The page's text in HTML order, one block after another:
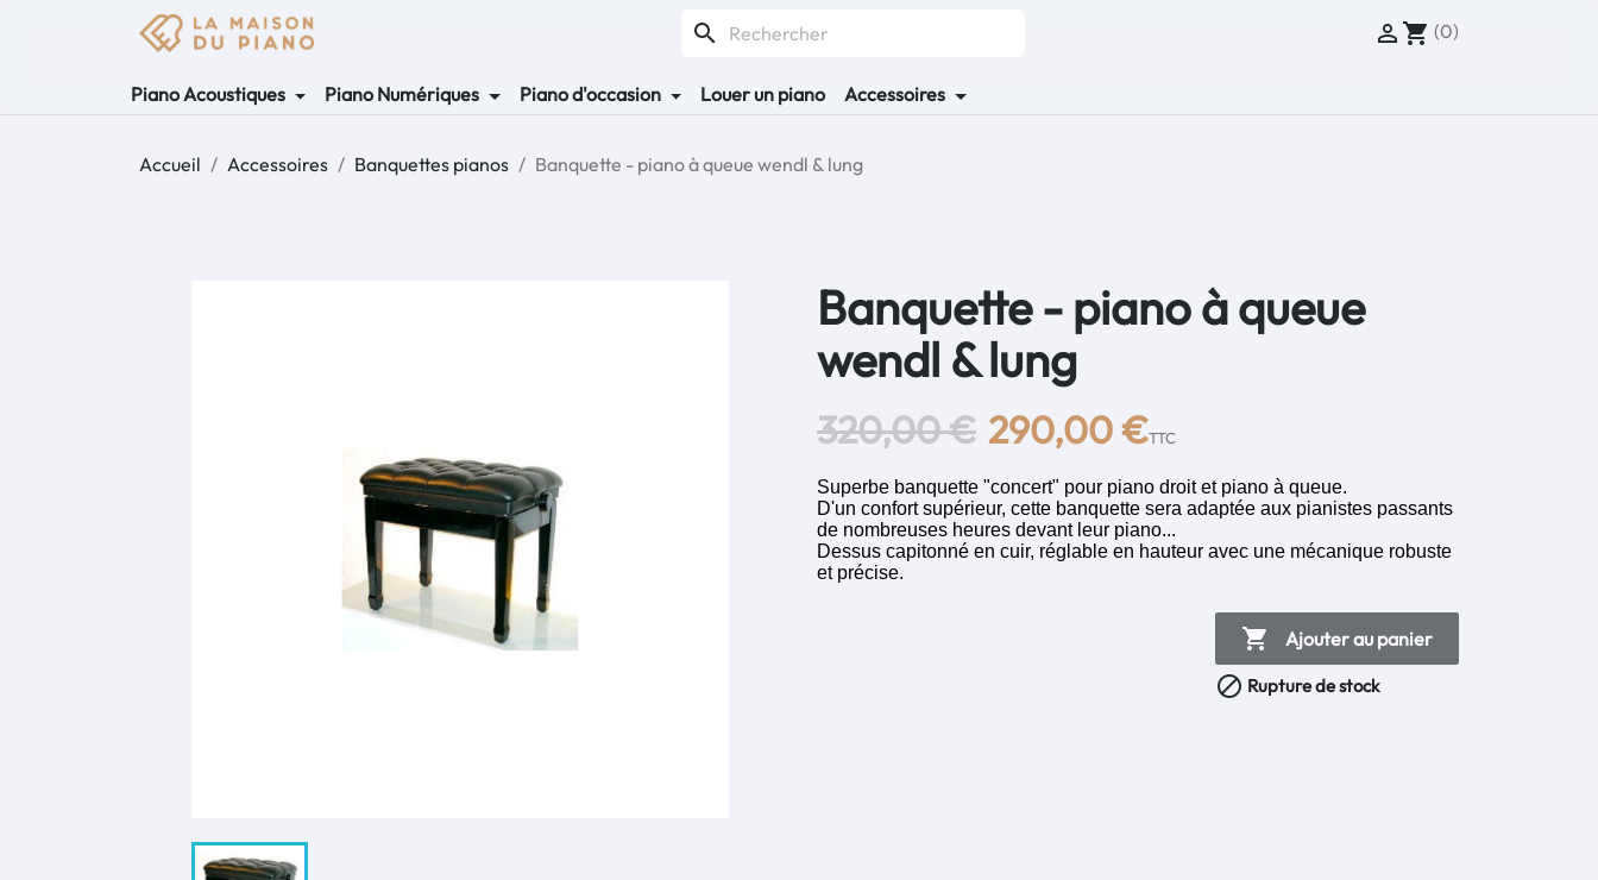
search  shopping_cart (0)
Piano Acoustiques Piano Numériques Piano d'occasion Louer un piano Accessoires
Accueil Accessoires Banquettes pianos Banquette - piano à queue wendl & lung
Banquette - piano à queue
wendl & lung
320,00 € 290,00 €TTC
Superbe banquette "concert" pour piano droit et piano à queue.
D'un confort supérieur, cette banquette sera adaptée aux pianistes passants
de nombreuses heures devant leur piano...
Dessus capitonné en cuir, réglable en hauteur avec une mécanique robuste
et précise.
 Ajouter au panier
 Rupture de stock